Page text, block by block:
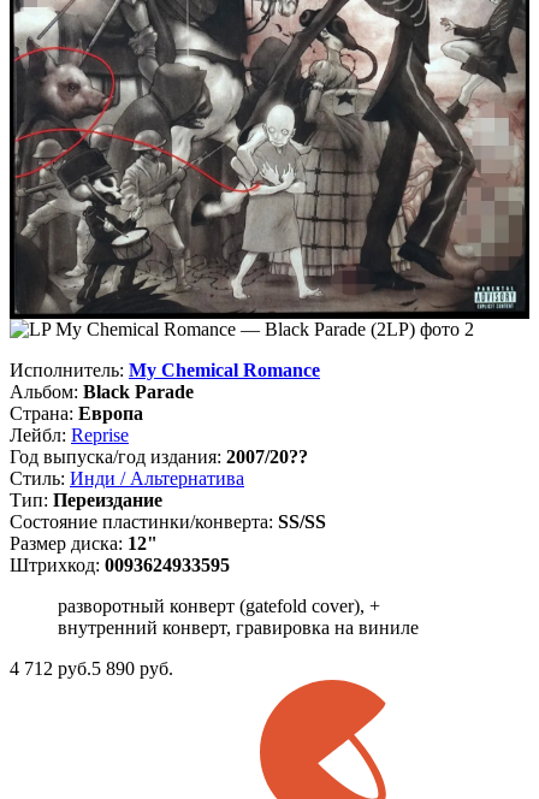
Исполнитель: My Chemical Romance
Альбом: Black Parade
Страна: Европа
Лейбл: Reprise
Год выпуска/год издания: 2007/20??
Стиль: Инди / Альтернатива
Тип: Переиздание
Состояние пластинки/конверта: SS/SS
Размер диска: 12"
Штрихкод: 0093624933595
разворотный конверт (gatefold cover), +
внутренний конверт, гравировка на виниле
4 712 руб.5 890 руб.